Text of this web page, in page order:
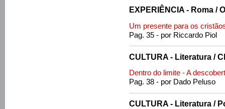
EXPERIÊNCIA - Roma /
Um presente para os
Pag. 35 - por Riccardo Piol
CULTURA - Literatura /
Dentro do limite - A
Pag. 38 - por Dado Peluso
CULTURA - Literatura /